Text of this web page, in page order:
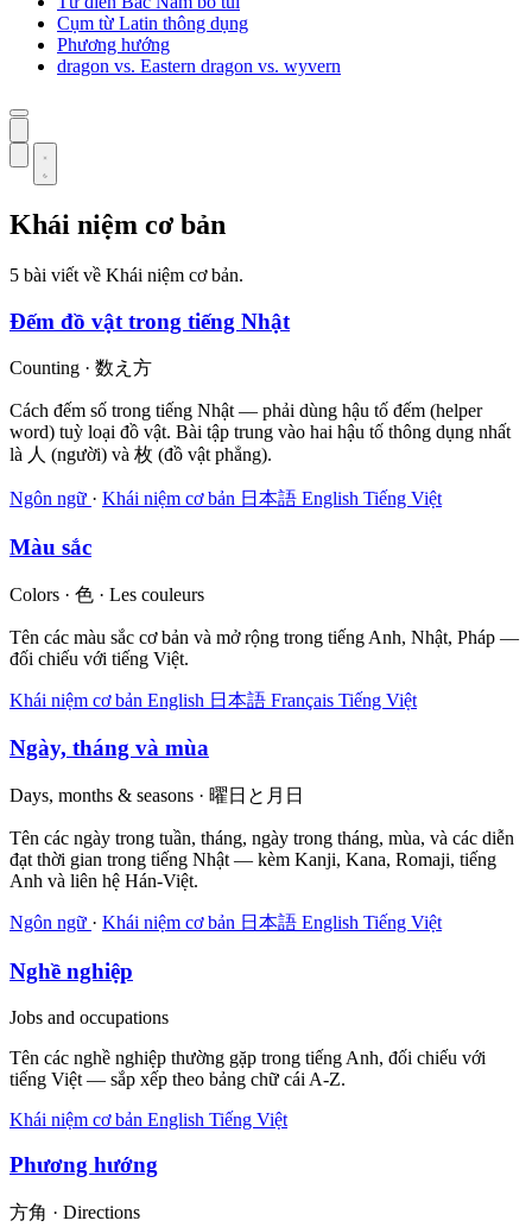
Cụm từ Latin thông dụng
Phương hướng
dragon vs. Eastern dragon vs. wyvern
Khái niệm cơ bản
5 bài viết về Khái niệm cơ bản.
Đếm đồ vật trong tiếng Nhật
Counting · 数え方
Cách đếm số trong tiếng Nhật — phải dùng hậu tố đếm (helper
word) tuỳ loại đồ vật. Bài tập trung vào hai hậu tố thông dụng nhất
là 人 (người) và 枚 (đồ vật phẳng).
Ngôn ngữ · Khái niệm cơ bản 日本語 English Tiếng Việt
Màu sắc
Colors · 色 · Les couleurs
Tên các màu sắc cơ bản và mở rộng trong tiếng Anh, Nhật, Pháp —
đối chiếu với tiếng Việt.
Khái niệm cơ bản English 日本語 Français Tiếng Việt
Ngày, tháng và mùa
Days, months & seasons · 曜日と月日
Tên các ngày trong tuần, tháng, ngày trong tháng, mùa, và các diễn
đạt thời gian trong tiếng Nhật — kèm Kanji, Kana, Romaji, tiếng
Anh và liên hệ Hán-Việt.
Ngôn ngữ · Khái niệm cơ bản 日本語 English Tiếng Việt
Nghề nghiệp
Jobs and occupations
Tên các nghề nghiệp thường gặp trong tiếng Anh, đối chiếu với
tiếng Việt — sắp xếp theo bảng chữ cái A-Z.
Khái niệm cơ bản English Tiếng Việt
Phương hướng
方角 · Directions